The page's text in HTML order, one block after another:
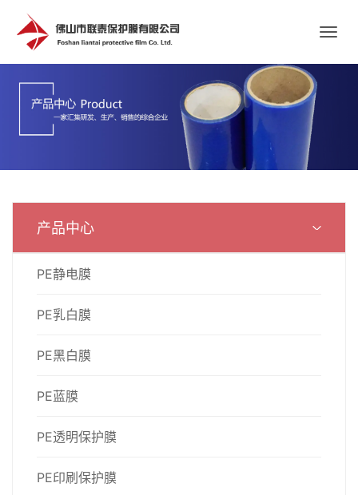
产品中心
PE静电膜
PE乳白膜
PE黑白膜
PE蓝膜
PE透明保护膜
PE印刷保护膜